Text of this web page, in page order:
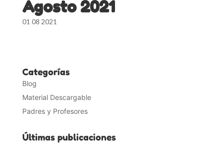
Agosto 2021
01 08 2021
Categorías
Blog
Material Descargable
Padres y Profesores
Últimas publicaciones